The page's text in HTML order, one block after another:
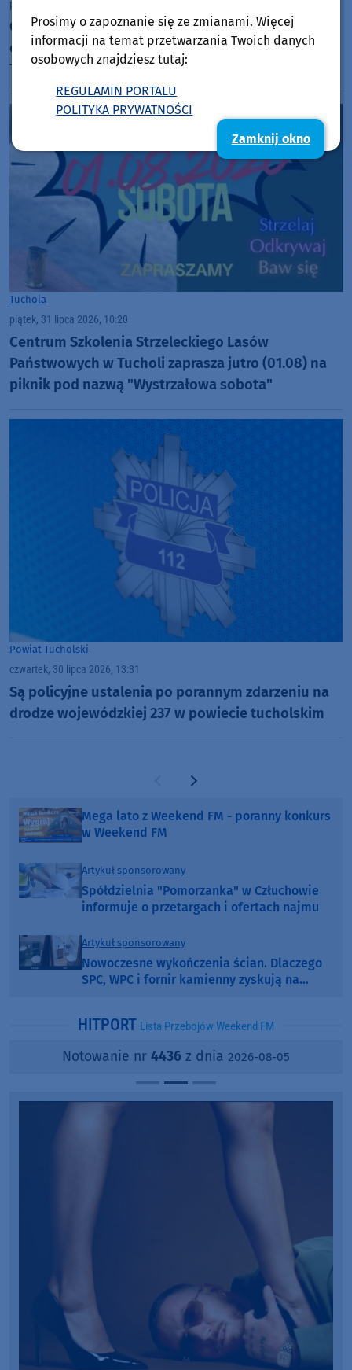
piątek, 31 lipca 2026, 10:38
Od soboty 1 sierpnia zmienia się sposób
organizacji parkingu przy szpitalu powiatowym w
Tucholi. Znikną szlabany
Tuchola
piątek, 31 lipca 2026, 10:20
Centrum Szkolenia Strzeleckiego Lasów
Państwowych w Tucholi zaprasza jutro (01.08) na
piknik pod nazwą "Wystrzałowa sobota"
Powiat Tucholski
czwartek, 30 lipca 2026, 13:31
Są policyjne ustalenia po porannym zdarzeniu na
drodze wojewódzkiej 237 w powiecie tucholskim
Poprzednia strona
Następna strona
Mega lato z Weekend FM - poranny konkurs
w Weekend FM
Artykuł sponsorowany
Spółdzielnia "Pomorzanka" w Człuchowie
informuje o przetargach i ofertach najmu
Artykuł sponsorowany
Nowoczesne wykończenia ścian. Dlaczego
SPC, WPC i fornir kamienny zyskują na
HITPORT Lista Przebojów Weekend FM
Notowanie nr 4436 z dnia 2026-08-05
Prosimy o zapoznanie się ze zmianami. Więcej
informacji na temat przetwarzania Twoich danych
osobowych znajdziesz tutaj:
REGULAMIN PORTALU
POLITYKA PRYWATNOŚCI
Zamknij okno